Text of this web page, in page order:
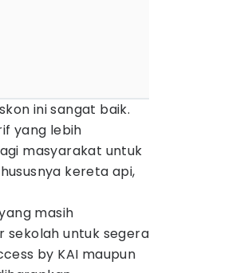
ini sangat baik.
yang lebih
masyarakat untuk
kereta api,
masih
sekolah untuk segera
by KAI maupun